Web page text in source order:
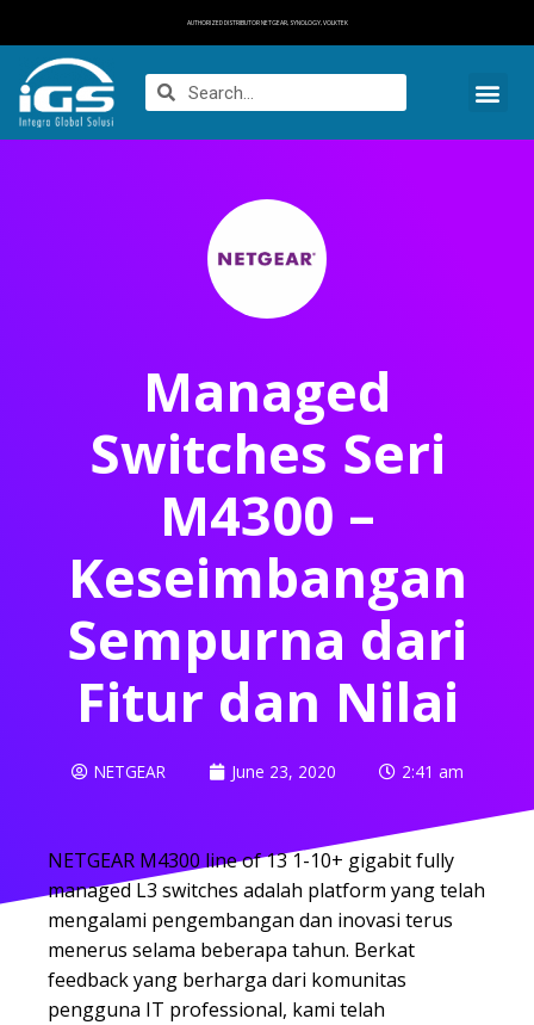
AUTHORIZED DISTRIBUTOR NETGEAR, SYNOLOGY, VOLKTEK
Managed
Switches Seri
M4300 –
Keseimbangan
Sempurna dari
Fitur dan Nilai
NETGEAR June 23, 2020 2:41 am
NETGEAR M4300 line of 13 1-10+ gigabit fully
managed L3 switches adalah platform yang telah
mengalami pengembangan dan inovasi terus
menerus selama beberapa tahun. Berkat
feedback yang berharga dari komunitas
pengguna IT professional, kami telah